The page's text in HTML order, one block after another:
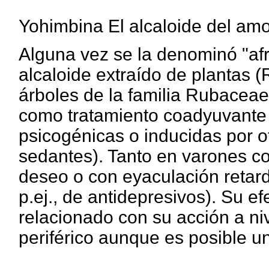
Yohimbina El alcaloide del
Alguna vez se la denominó
alcaloide extraído de plantas
árboles de la familia
como tratamiento
psicogénicas o inducidas por
sedantes). Tanto en varones
deseo o con eyaculación
p.ej., de antidepresivos). Su
relacionado con su acción a
periférico aunque es posible